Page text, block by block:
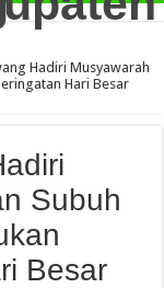
Hadiri Musyawarah
Hari Besar
Subuh
Besar